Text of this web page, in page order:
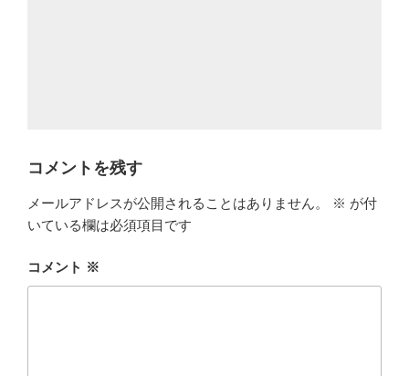
コメントを残す
メールアドレスが公開されることはありません。 ※ が付
いている欄は必須項目です
コメント ※